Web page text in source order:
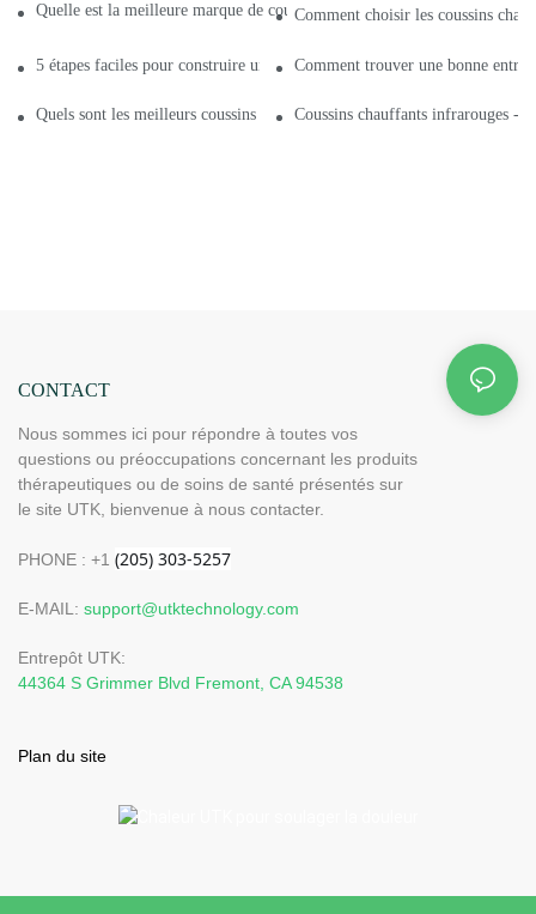
Quelle est la meilleure marque de coussins chauffants infrarouges en
Comment choisir les coussins
5 étapes faciles pour construire un coussin chauffant infrarouge
Comment trouver une bonne
Quels sont les meilleurs coussins chauffants infrarouges pour 2021 ?
Coussins chauffants infrarouges -
CONTACT
Nous sommes ici pour répondre à toutes vos
questions ou préoccupations concernant les produits
thérapeutiques ou de soins de santé présentés sur
le site UTK, bienvenue à nous contacter.
PHONE : +1
E-MAIL: support@utktechnology.com
Entrepôt UTK:
44364 S Grimmer Blvd Fremont, CA 94538
Plan du site